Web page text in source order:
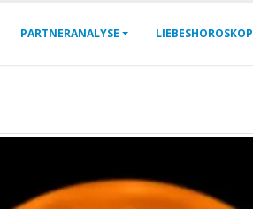
PARTNERANALYSE LIEBESHOROSKOP